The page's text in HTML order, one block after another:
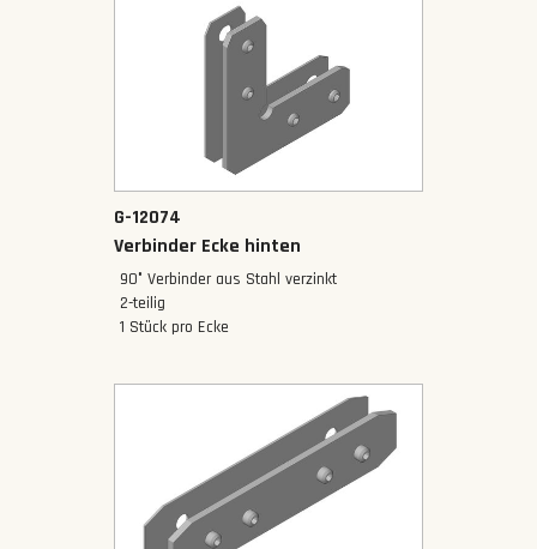
G-12074
Verbinder Ecke hinten
90° Verbinder aus Stahl verzinkt
2-teilig
1 Stück pro Ecke